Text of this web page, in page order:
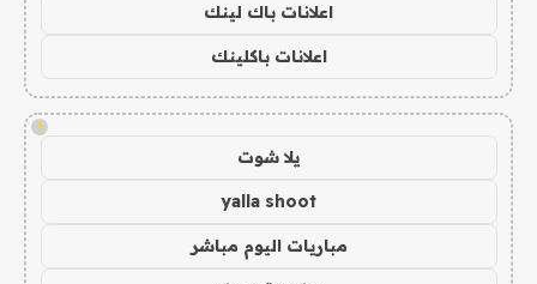
اعلانات باك لينك
اعلانات باكلينك
!
يلا شوت
yalla shoot
مباريات اليوم مباشر